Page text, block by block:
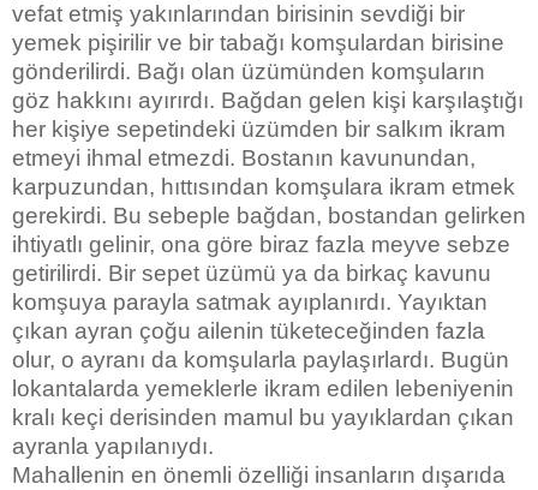
vefat etmiş yakınlarından birisinin sevdiği bir
yemek pişirilir ve bir tabağı komşulardan birisine
gönderilirdi. Bağı olan üzümünden komşuların
göz hakkını ayırırdı. Bağdan gelen kişi karşılaştığı
her kişiye sepetindeki üzümden bir salkım ikram
etmeyi ihmal etmezdi. Bostanın kavunundan,
karpuzundan, hıttısından komşulara ikram etmek
gerekirdi. Bu sebeple bağdan, bostandan gelirken
ihtiyatlı gelinir, ona göre biraz fazla meyve sebze
getirilirdi. Bir sepet üzümü ya da birkaç kavunu
komşuya parayla satmak ayıplanırdı. Yayıktan
çıkan ayran çoğu ailenin tüketeceğinden fazla
olur, o ayranı da komşularla paylaşırlardı. Bugün
lokantalarda yemeklerle ikram edilen lebeniyenin
kralı keçi derisinden mamul bu yayıklardan çıkan
ayranla yapılanıydı.
Mahallenin en önemli özelliği insanların dışarıda